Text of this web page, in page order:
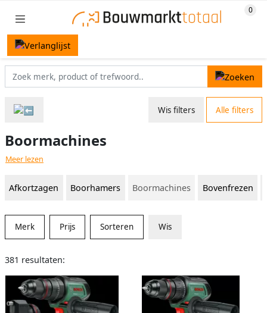
Wis filters Alle filters
Boormachines
Meer lezen
Afkortzagen Boorhamers Boormachines Bovenfrezen
Merk Prijs Sorteren Wis
381 resultaten: